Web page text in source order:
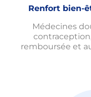
Renfort bien-
Médecines
remboursée et